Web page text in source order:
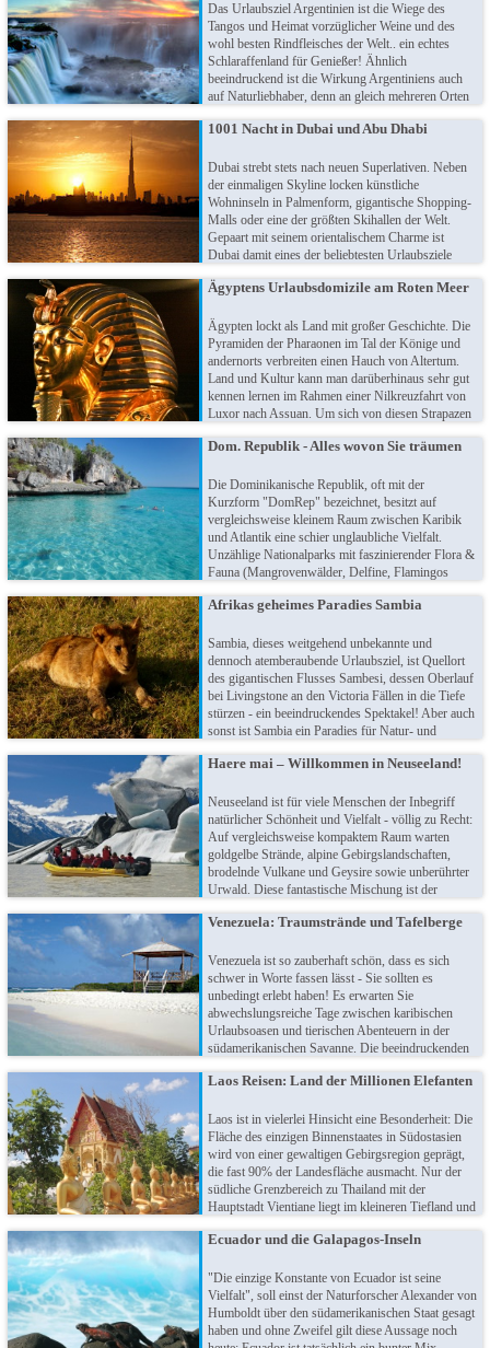
Das Urlaubsziel Argentinien ist die Wiege des
Tangos und Heimat vorzüglicher Weine und des
wohl besten Rindfleisches der Welt.. ein echtes
Schlaraffenland für Genießer! Ähnlich
beeindruckend ist die Wirkung Argentiniens auch
auf Naturliebhaber, denn an gleich mehreren Orten
bewundern. Von Iguazu bis zum "Ende der Welt" -
1001 Nacht in Dubai und Abu Dhabi
Dubai strebt stets nach neuen Superlativen. Neben
der einmaligen Skyline locken künstliche
Wohninseln in Palmenform, gigantische Shopping-
Malls oder eine der größten Skihallen der Welt.
Gepaart mit seinem orientalischem Charme ist
Dubai damit eines der beliebtesten Urlaubsziele
kilometerlange Badestrände und die gigantische
Ägyptens Urlaubsdomizile am Roten Meer
Ägypten lockt als Land mit großer Geschichte. Die
Pyramiden der Pharaonen im Tal der Könige und
andernorts verbreiten einen Hauch von Altertum.
Land und Kultur kann man darüberhinaus sehr gut
kennen lernen im Rahmen einer Nilkreuzfahrt von
Luxor nach Assuan. Um sich von diesen Strapazen
Ägypten in einer der Touristenhochburgen wie
bei einem Badeurlaub ausklingen zu lassen.
Dom. Republik - Alles wovon Sie träumen
Die Dominikanische Republik, oft mit der
Kurzform "DomRep" bezeichnet, besitzt auf
vergleichsweise kleinem Raum zwischen Karibik
und Atlantik eine schier unglaubliche Vielfalt.
Unzählige Nationalparks mit faszinierender Flora &
Fauna (Mangrovenwälder, Delfine, Flamingos
und mehr als 1.200 Kilometer Strände bieten
Afrikas geheimes Paradies Sambia
Sambia, dieses weitgehend unbekannte und
dennoch atemberaubende Urlaubsziel, ist Quellort
des gigantischen Flusses Sambesi, dessen Oberlauf
bei Livingstone an den Victoria Fällen in die Tiefe
stürzen - ein beeindruckendes Spektakel! Aber auch
sonst ist Sambia ein Paradies für Natur- und
oder gar Tierbeobachtungen vom Wasser aus eignet.
Sambias!
Haere mai – Willkommen in Neuseeland!
Neuseeland ist für viele Menschen der Inbegriff
natürlicher Schönheit und Vielfalt - völlig zu Recht:
Auf vergleichsweise kompaktem Raum warten
goldgelbe Strände, alpine Gebirgslandschaften,
brodelnde Vulkane und Geysire sowie unberührter
Urwald. Diese fantastische Mischung ist der
Erlebnisse und einzigartige Erfahrungen. Stürzen
Venezuela: Traumstrände und Tafelberge
Venezuela ist so zauberhaft schön, dass es sich
schwer in Worte fassen lässt - Sie sollten es
unbedingt erlebt haben! Es erwarten Sie
abwechslungsreiche Tage zwischen karibischen
Urlaubsoasen und tierischen Abenteuern in der
südamerikanischen Savanne. Die beeindruckenden
wird Ihnen emotional einheizen - zur Erfrischung
Welt!
Laos Reisen: Land der Millionen Elefanten
Laos ist in vielerlei Hinsicht eine Besonderheit: Die
Fläche des einzigen Binnenstaates in Südostasien
wird von einer gewaltigen Gebirgsregion geprägt,
die fast 90% der Landesfläche ausmacht. Nur der
südliche Grenzbereich zu Thailand mit der
Hauptstadt Vientiane liegt im kleineren Tiefland und
Region. Die vielfältige Kultur ist auch heute noch
Südostasiens.
Ecuador und die Galapagos-Inseln
"Die einzige Konstante von Ecuador ist seine
Vielfalt", soll einst der Naturforscher Alexander von
Humboldt über den südamerikanischen Staat gesagt
haben und ohne Zweifel gilt diese Aussage noch